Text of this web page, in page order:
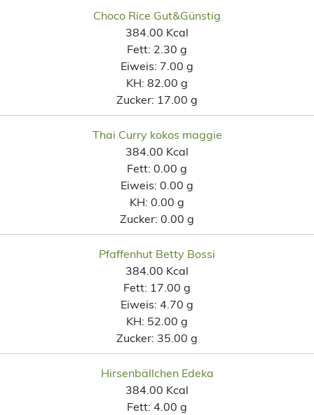
Choco Rice Gut&Günstig
384.00 Kcal
Fett: 2.30 g
Eiweis: 7.00 g
KH: 82.00 g
Zucker: 17.00 g
Thai Curry kokos maggie
384.00 Kcal
Fett: 0.00 g
Eiweis: 0.00 g
KH: 0.00 g
Zucker: 0.00 g
Pfaffenhut Betty Bossi
384.00 Kcal
Fett: 17.00 g
Eiweis: 4.70 g
KH: 52.00 g
Zucker: 35.00 g
Hirsenbällchen Edeka
384.00 Kcal
Fett: 4.00 g